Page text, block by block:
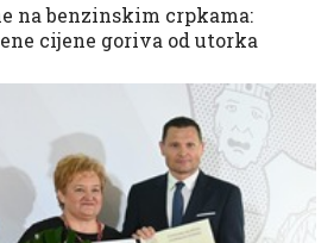
na benzinskim crpkama:
cijene goriva od utorka